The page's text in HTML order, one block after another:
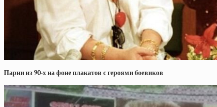
Парни из 90-х на фоне плакатов с героями боевиков